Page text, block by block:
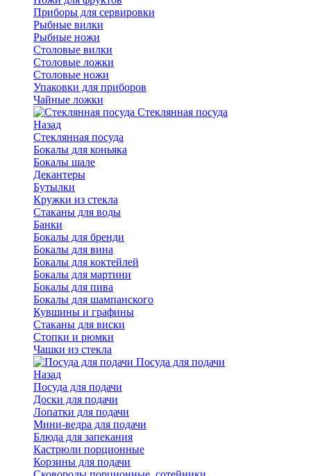
Приборы для сервировки
Рыбные вилки
Рыбные ножи
Столовые вилки
Столовые ложки
Столовые ножи
Упаковки для приборов
Чайные ложки
Стеклянная посуда
Назад
Стеклянная посуда
Бокалы для коньяка
Бокалы шале
Декантеры
Бутылки
Кружки из стекла
Стаканы для воды
Банки
Бокалы для бренди
Бокалы для вина
Бокалы для коктейлей
Бокалы для мартини
Бокалы для пива
Бокалы для шампанского
Кувшины и графины
Стаканы для виски
Стопки и рюмки
Чашки из стекла
Посуда для подачи
Назад
Посуда для подачи
Доски для подачи
Лопатки для подачи
Мини-ведра для подачи
Блюда для запекания
Кастрюли порционные
Корзины для подачи